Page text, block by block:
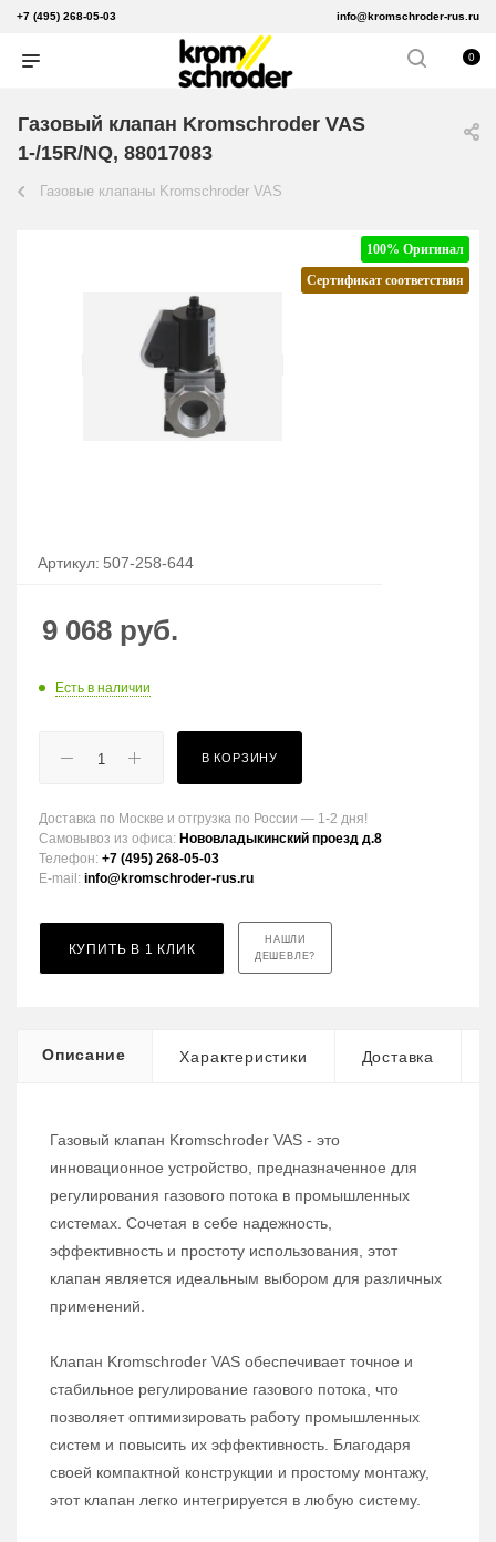
+7 (495) 268-05-03 info@kromschroder-rus.ru
0
Газовый клапан Kromschroder VAS
1-/15R/NQ, 88017083
Газовые клапаны Kromschroder VAS
100% Оригинал
Сертификат соответствия
Артикул: 507-258-644
9 068 руб.
Есть в наличии
В КОРЗИНУ
Доставка по Москве и отгрузка по России — 1-2 дня!
Самовывоз из офиса: Нововладыкинский проезд д.8
Телефон: +7 (495) 268-05-03
E-mail: info@kromschroder-rus.ru
КУПИТЬ В 1 КЛИК
НАШЛИ
ДЕШЕВЛЕ?
Описание Характеристики Доставка
Газовый клапан Kromschroder VAS - это
инновационное устройство, предназначенное для
регулирования газового потока в промышленных
системах. Сочетая в себе надежность,
эффективность и простоту использования, этот
клапан является идеальным выбором для различных
применений.
Клапан Kromschroder VAS обеспечивает точное и
стабильное регулирование газового потока, что
позволяет оптимизировать работу промышленных
систем и повысить их эффективность. Благодаря
своей компактной конструкции и простому монтажу,
этот клапан легко интегрируется в любую систему.